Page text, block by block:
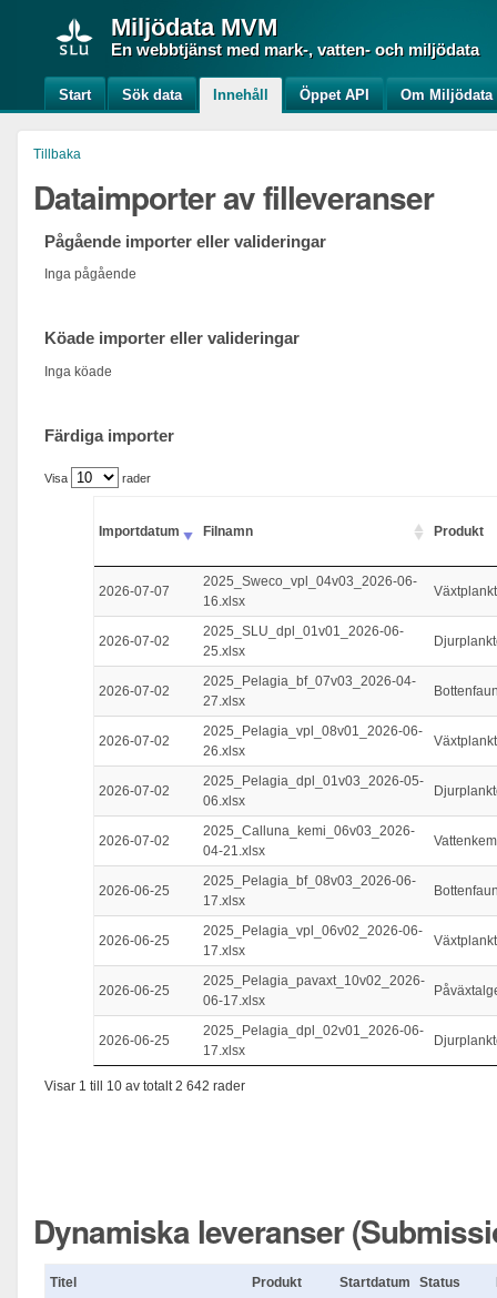
Miljödata MVM
En webbtjänst med mark-, vatten- och miljödata
Start Sök data Innehåll Öppet API Om Miljödata
Tillbaka
Dataimporter av filleveranser
Pågående importer eller valideringar
Inga pågående
Köade importer eller valideringar
Inga köade
Färdiga importer
Visa rader
Importdatum Filnamn Produkt
2026-07-07
2025_Sweco_vpl_04v03_2026-06-
16.xlsx
2026-07-02
2025_SLU_dpl_01v01_2026-06-
25.xlsx
2026-07-02
2025_Pelagia_bf_07v03_2026-04-
27.xlsx
2026-07-02
2025_Pelagia_vpl_08v01_2026-06-
26.xlsx
2026-07-02
2025_Pelagia_dpl_01v03_2026-05-
06.xlsx
2026-07-02
2025_Calluna_kemi_06v03_2026-
04-21.xlsx
2026-06-25
2025_Pelagia_bf_08v03_2026-06-
17.xlsx
2026-06-25
2025_Pelagia_vpl_06v02_2026-06-
17.xlsx
2026-06-25
2025_Pelagia_pavaxt_10v02_2026-
06-17.xlsx
2026-06-25
2025_Pelagia_dpl_02v01_2026-06-
17.xlsx
Visar 1 till 10 av totalt 2 642 rader
Dynamiska leveranser
Titel Produkt Startdatum Status